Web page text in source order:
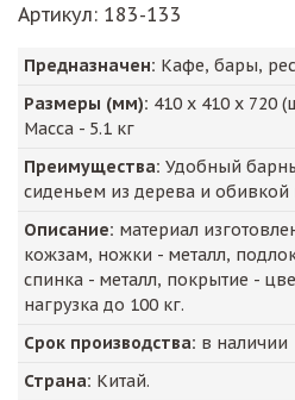
Артикул: 183-133
Предназначен: Кафе, бары,
Размеры (мм): 410 х 410 х 720
Масса - 5.1 кг
Преимущества: Удобный
сиденьем из дерева и обивкой
Описание: материал
кожзам, ножки - металл,
спинка - металл, покрытие -
нагрузка до 100 кг.
Срок производства: в наличии
Страна: Китай.